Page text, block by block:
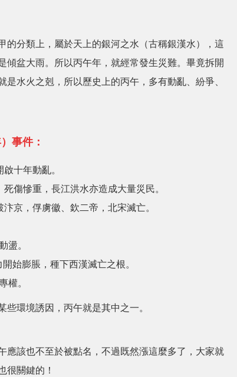
分類上，屬於天上的銀河之水（古稱銀漢水），這
盆大雨。所以丙午年，就經常發生災難。畢竟拆開
水火之剋，所以歷史上的丙午，多有動亂、紛爭、
事件：
十年動亂。
傷慘重，長江洪水亦造成大量災民。
京，俘虜徽、欽二帝，北宋滅亡。
。
始膨脹，種下西漢滅亡之根。
權。
環境誘因，丙午就是其中之一。
應該也不至於被點名，不過既然漲這麼多了，大家就
很關鍵的！